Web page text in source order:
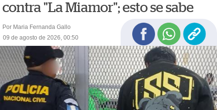
contra "La Miamor"; esto se sabe
Por Maria Fernanda Gallo
09 de agosto de 2026, 00:50